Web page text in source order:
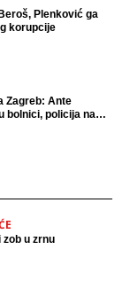
Plenković ga
korupcije
Zagreb: Ante
bolnici, policija na
zob u zrnu